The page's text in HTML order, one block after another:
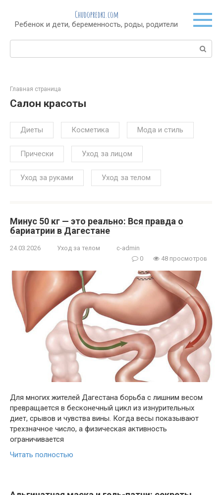
контенту
Chudopredki.com
Ребенок и дети, беременность, роды, родители
Поиск:
Главная страница
Салон красоты
Диеты Косметика Мода и стиль
Прически Уход за лицом
Уход за руками Уход за телом
Минус 50 кг — это реально: Вся правда о
бариатрии в Дагестане
24.03.2026 Уход за телом
c-admin
0
48 просмотров
Для многих жителей Дагестана борьба с лишним весом
превращается в бесконечный цикл из изнурительных
диет, срывов и чувства вины. Когда весы показывают
трехзначное число, а физическая активность
ограничивается
Читать полностью